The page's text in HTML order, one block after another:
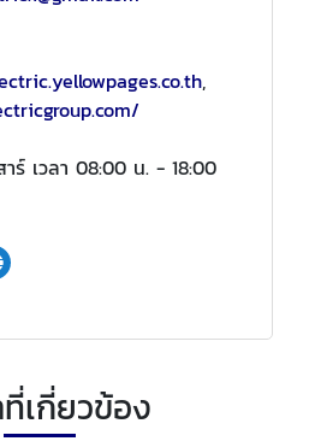
,
ร์ เวลา 08:00 น. - 18:00
เกี่ยวข้อง